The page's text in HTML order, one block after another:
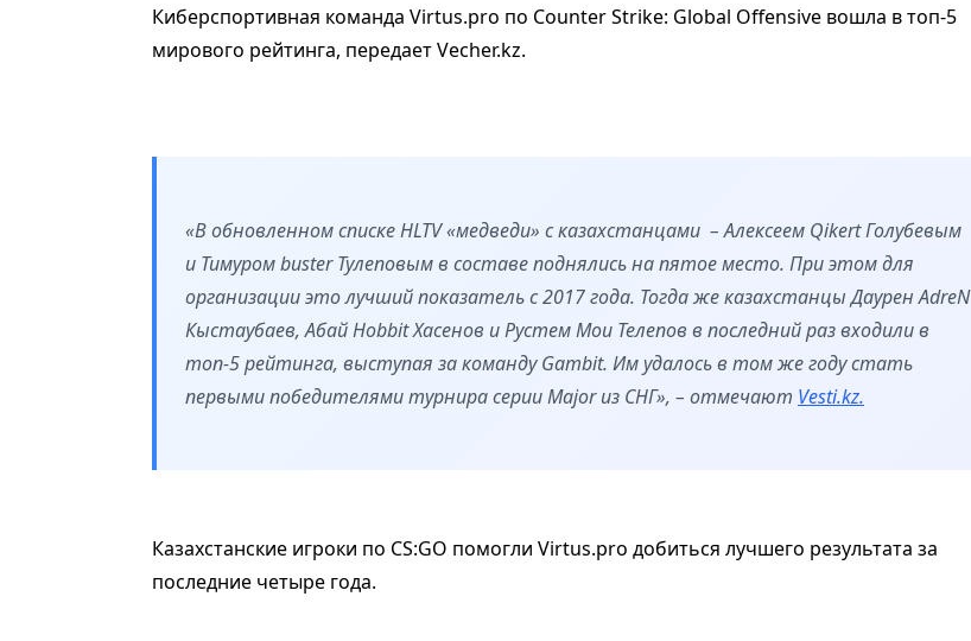
Киберспортивная команда Virtus.pro по Counter Strike: Global Offensive вошла в топ-5
мирового рейтинга, передает Vecher.kz.
«В обновленном списке HLTV «медведи» с казахстанцами – Алексеем Qikert Голубевым
и Тимуром buster Тулеповым в составе поднялись на пятое место. При этом для
организации это лучший показатель с 2017 года. Тогда же казахстанцы Даурен AdreN
Кыстаубаев, Абай Hobbit Хасенов и Рустем Mou Телепов в последний раз входили в
топ-5 рейтинга, выступая за команду Gambit. Им удалось в том же году стать
первыми победителями турнира серии Major из СНГ», – отмечают Vesti.kz.
Казахстанские игроки по CS:GO помогли Virtus.pro добиться лучшего результата за
последние четыре года.